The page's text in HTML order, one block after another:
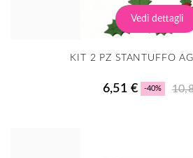
Vedi dettagli
KIT 2 PZ STANTUFFO
6,51 € -40%